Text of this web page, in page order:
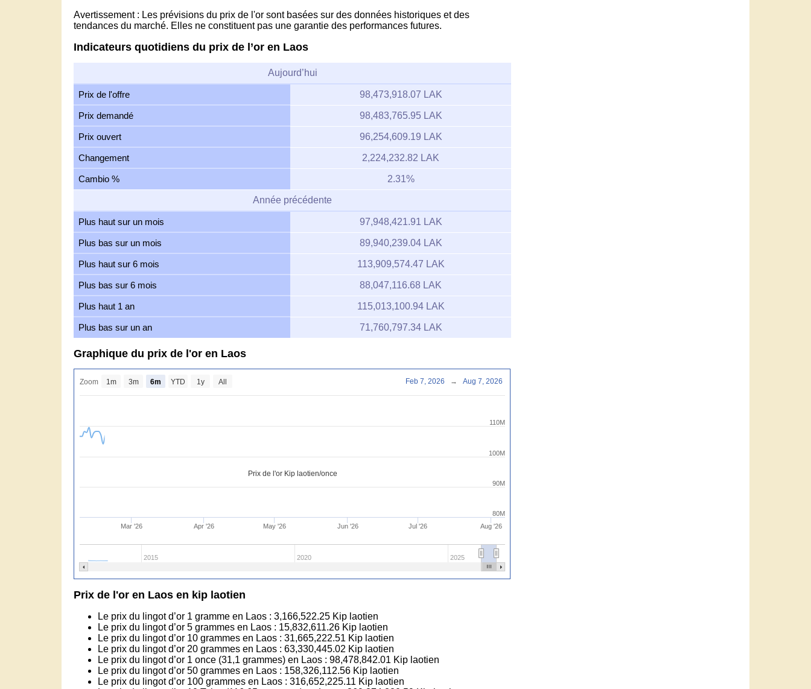
Avertissement : Les prévisions du prix de l'or sont basées sur des données historiques et des
tendances du marché. Elles ne constituent pas une garantie des performances futures.
Indicateurs quotidiens du prix de l’or en Laos
Aujourd’hui
Prix de l'offre 98,473,918.07 LAK
Prix demandé 98,483,765.95 LAK
Prix ouvert 96,254,609.19 LAK
Changement 2,224,232.82 LAK
Cambio % 2.31%
Année précédente
Plus haut sur un mois 97,948,421.91 LAK
Plus bas sur un mois 89,940,239.04 LAK
Plus haut sur 6 mois 113,909,574.47 LAK
Plus bas sur 6 mois 88,047,116.68 LAK
Plus haut 1 an 115,013,100.94 LAK
Plus bas sur un an 71,760,797.34 LAK
Graphique du prix de l'or en Laos
Prix de l'or Kip laotien/once
Mar '26 Apr '26 May '26 Jun '26 Jul '26 Aug '26
2015 2020 2025
90M
100M
110M
80M
Zoom 1m 3m 6m YTD 1y All Feb 7, 2026 → Aug 7, 2026
Prix de l'or en Laos en kip laotien
Le prix du lingot d’or 1 gramme en Laos : 3,166,522.25 Kip laotien
Le prix du lingot d’or 5 grammes en Laos : 15,832,611.26 Kip laotien
Le prix du lingot d’or 10 grammes en Laos : 31,665,222.51 Kip laotien
Le prix du lingot d’or 20 grammes en Laos : 63,330,445.02 Kip laotien
Le prix du lingot d’or 1 once (31,1 grammes) en Laos : 98,478,842.01 Kip laotien
Le prix du lingot d’or 50 grammes en Laos : 158,326,112.56 Kip laotien
Le prix du lingot d’or 100 grammes en Laos : 316,652,225.11 Kip laotien